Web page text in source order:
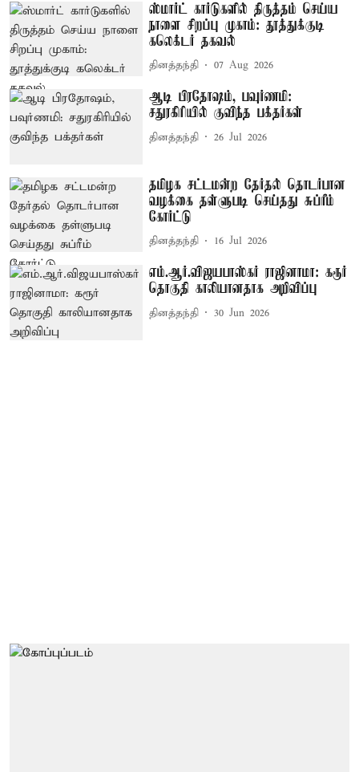
ஸ்மார்ட் கார்டுகளில் திருத்தம் செய்ய
நாளை சிறப்பு முகாம்: தூத்துக்குடி
கலெக்டர் தகவல்
தினத்தந்தி 07 Aug 2026
ஆடி பிரதோஷம், பவுர்ணமி:
சதுரகிரியில் குவிந்த பக்தர்கள்
தினத்தந்தி 26 Jul 2026
தமிழக சட்டமன்ற தேர்தல் தொடர்பான
வழக்கை தள்ளுபடி செய்தது சுப்ரீம்
கோர்ட்டு
தினத்தந்தி 16 Jul 2026
எம்.ஆர்.விஜயபாஸ்கர் ராஜினாமா: கரூர்
தொகுதி காலியானதாக அறிவிப்பு
தினத்தந்தி 30 Jun 2026